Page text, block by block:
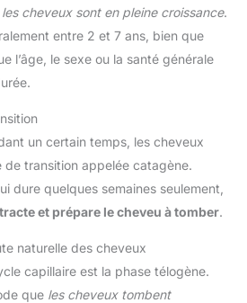
les cheveux sont en pleine croissance.
entre 2 et 7 ans, bien que
l’âge, le sexe ou la santé générale
un certain temps, les cheveux
de transition appelée catagène.
dure quelques semaines seulement,
et prépare le cheveu à tomber.
naturelle des cheveux
capillaire est la phase télogène.
que les cheveux tombent